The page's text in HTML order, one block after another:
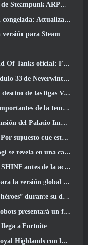
"preocupaciones clave de los jugadores"
Actualización Nix
para Steam
de lanzamiento de HEAT
Neverwinter, Frío cortante
del lanzamiento del regreso de los Antiguos
de la temporada 8
una hoja de ruta de contenido "masiva"
estaba destinado a suceder
en una carta del productor
de la actualización de junio
de Limit Zero Breakers de NCSoft
su décimo aniversario
inspirado en Lovecraft
llega a Fortnite
con la actualización de hoy